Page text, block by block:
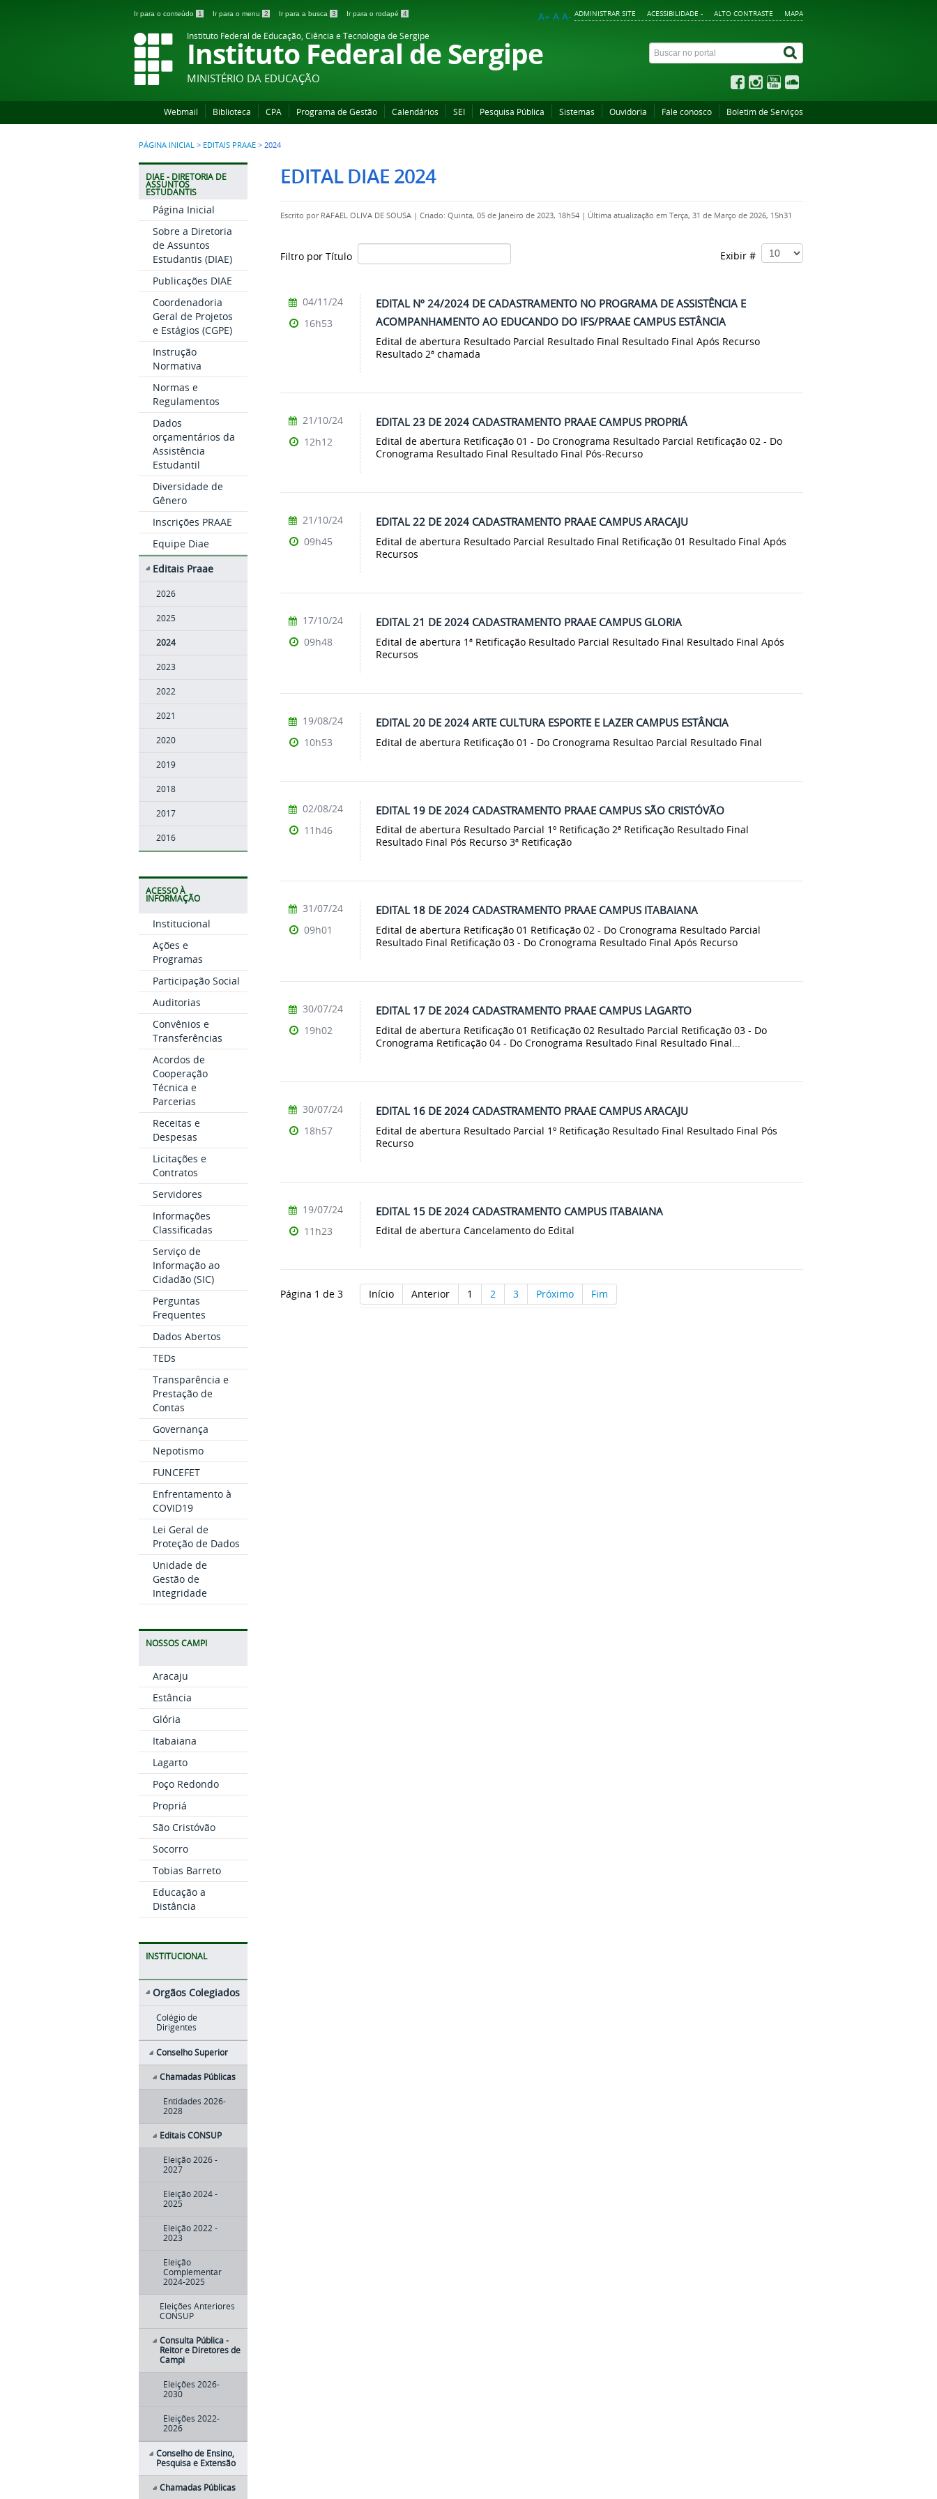
Ir para o conteúdo 1 Ir para o menu 2 Ir para a busca 3 Ir para o rodapé 4 ADMINISTRAR SITE ACESSIBILIDADE - ALTO CONTRASTE MAPA
A+ A A-
Instituto Federal de Educação, Ciência e Tecnologia de Sergipe
Instituto Federal de Sergipe
MINISTÉRIO DA EDUCAÇÃO
Webmail Biblioteca CPA Programa de Gestão Calendários SEI Pesquisa Pública Sistemas Ouvidoria Fale conosco Boletim de Serviços
PÁGINA INICIAL > EDITAIS PRAAE > 2024
DIAE - DIRETORIA DE
ASSUNTOS
ESTUDANTIS
Página Inicial
Sobre a Diretoria
de Assuntos
Estudantis (DIAE)
Publicações DIAE
Coordenadoria
Geral de Projetos
e Estágios (CGPE)
Instrução
Normativa
Normas e
Regulamentos
Dados
orçamentários da
Assistência
Estudantil
Diversidade de
Gênero
Inscrições PRAAE
Equipe Diae
Editais Praae
2026
2025
2024
2023
2022
2021
2020
2019
2018
2017
2016
ACESSO À
INFORMAÇÃO
Institucional
Ações e
Programas
Participação Social
Auditorias
Convênios e
Transferências
Acordos de
Cooperação
Técnica e
Parcerias
Receitas e
Despesas
Licitações e
Contratos
Servidores
Informações
Classificadas
Serviço de
Informação ao
Cidadão (SIC)
Perguntas
Frequentes
Dados Abertos
TEDs
Transparência e
Prestação de
Contas
Governança
Nepotismo
FUNCEFET
Enfrentamento à
COVID19
Lei Geral de
Proteção de Dados
Unidade de
Gestão de
Integridade
NOSSOS CAMPI
Aracaju
Estância
Glória
Itabaiana
Lagarto
Poço Redondo
Propriá
São Cristóvão
Socorro
Tobias Barreto
Educação a
Distância
INSTITUCIONAL
Orgãos Colegiados
Colégio de
Dirigentes
Conselho Superior
Chamadas Públicas
Entidades 2026-
2028
Editais CONSUP
Eleição 2026 -
2027
Eleição 2024 -
2025
Eleição 2022 -
2023
Eleição
Complementar
2024-2025
Eleições Anteriores
CONSUP
Consulta Pública -
Reitor e Diretores de
Campi
Eleições 2026-
2030
Eleições 2022-
2026
Conselho de Ensino,
Pesquisa e Extensão
Chamadas Públicas
EDITAL DIAE 2024
Escrito por RAFAEL OLIVA DE SOUSA | Criado: Quinta, 05 de Janeiro de 2023, 18h54 | Última atualização em Terça, 31 de Março de 2026, 15h31
Filtro por Título Exibir #
EDITAL Nº 24/2024 DE CADASTRAMENTO NO PROGRAMA DE ASSISTÊNCIA E
ACOMPANHAMENTO AO EDUCANDO DO IFS/PRAAE CAMPUS ESTÂNCIA
Edital de abertura Resultado Parcial Resultado Final Resultado Final Após Recurso
Resultado 2ª chamada
04/11/24
16h53
EDITAL 23 DE 2024 CADASTRAMENTO PRAAE CAMPUS PROPRIÁ
Edital de abertura Retificação 01 - Do Cronograma Resultado Parcial Retificação 02 - Do
Cronograma Resultado Final Resultado Final Pós-Recurso
21/10/24
12h12
EDITAL 22 DE 2024 CADASTRAMENTO PRAAE CAMPUS ARACAJU
Edital de abertura Resultado Parcial Resultado Final Retificação 01 Resultado Final Após
Recursos
21/10/24
09h45
EDITAL 21 DE 2024 CADASTRAMENTO PRAAE CAMPUS GLORIA
Edital de abertura 1ª Retificação Resultado Parcial Resultado Final Resultado Final Após
Recursos
17/10/24
09h48
EDITAL 20 DE 2024 ARTE CULTURA ESPORTE E LAZER CAMPUS ESTÂNCIA
Edital de abertura Retificação 01 - Do Cronograma Resultao Parcial Resultado Final
19/08/24
10h53
EDITAL 19 DE 2024 CADASTRAMENTO PRAAE CAMPUS SÃO CRISTÓVÃO
Edital de abertura Resultado Parcial 1º Retificação 2ª Retificação Resultado Final
Resultado Final Pós Recurso 3ª Retificação
02/08/24
11h46
EDITAL 18 DE 2024 CADASTRAMENTO PRAAE CAMPUS ITABAIANA
Edital de abertura Retificação 01 Retificação 02 - Do Cronograma Resultado Parcial
Resultado Final Retificação 03 - Do Cronograma Resultado Final Após Recurso
31/07/24
09h01
EDITAL 17 DE 2024 CADASTRAMENTO PRAAE CAMPUS LAGARTO
Edital de abertura Retificação 01 Retificação 02 Resultado Parcial Retificação 03 - Do
Cronograma Retificação 04 - Do Cronograma Resultado Final Resultado Final...
30/07/24
19h02
EDITAL 16 DE 2024 CADASTRAMENTO PRAAE CAMPUS ARACAJU
Edital de abertura Resultado Parcial 1º Retificação Resultado Final Resultado Final Pós
Recurso
30/07/24
18h57
EDITAL 15 DE 2024 CADASTRAMENTO CAMPUS ITABAIANA
Edital de abertura Cancelamento do Edital
19/07/24
11h23
Página 1 de 3 Início Anterior 1 2 3 Próximo Fim